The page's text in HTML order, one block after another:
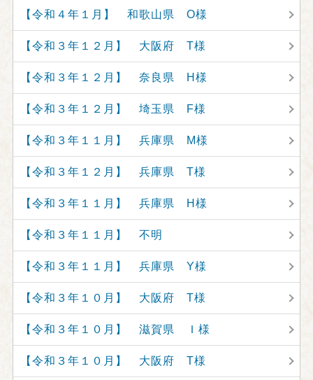
【令和４年１月】 和歌山県 O様
【令和３年１２月】 大阪府 T様
【令和３年１２月】 奈良県 H様
【令和３年１２月】 埼玉県 F様
【令和３年１１月】 兵庫県 M様
【令和３年１２月】 兵庫県 T様
【令和３年１１月】 兵庫県 H様
【令和３年１１月】 不明
【令和３年１１月】 兵庫県 Y様
【令和３年１０月】 大阪府 T様
【令和３年１０月】 滋賀県 Ｉ様
【令和３年１０月】 大阪府 T様